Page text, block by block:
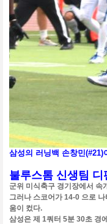
삼성의 러닝백 손창민
불루스톰 신생팀
군위 미식축구 경기장에서
그러나 스코어가 14-0 으로
움이 컸다.
삼성은 제 1쿼터 5분 30초 경